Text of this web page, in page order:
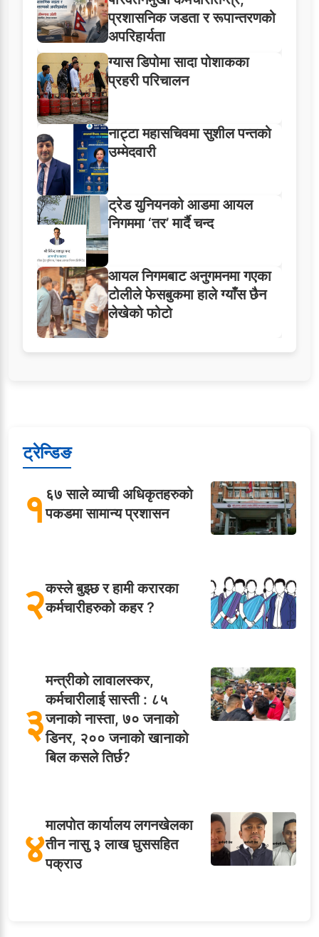
प्रशासनिक जडता र रूपान्तरणको
अपरिहार्यता
ग्यास डिपोमा सादा पोशाकका
प्रहरी परिचालन
नाट्टा महासचिवमा सुशील पन्तको
उम्मेदवारी
ट्रेड युनियनको आडमा आयल
निगममा ‘तर’ मार्दै चन्द
आयल निगमबाट अनुगमनमा गएका
टोलीले फेसबुकमा हाले ग्याँस छैन
लेखेको फोटो
ट्रेन्डिङ
१६७ साले व्याची अधिकृतहरुको
पकडमा सामान्य प्रशासन
२कस्ले बुझ्छ र हामी करारका
कर्मचारीहरुको कहर ?
३
मन्त्रीको लावालस्कर,
कर्मचारीलाई सास्ती : ८५
जनाको नास्ता, ७० जनाको
डिनर, २०० जनाको खानाको
बिल कसले तिर्छ?
४मालपोत कार्यालय लगनखेलका
तीन नासु ३ लाख घुससहित
पक्राउ